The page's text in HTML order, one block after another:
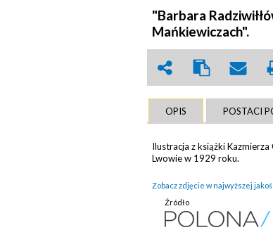
"Barbara
Mańkiewiczach".
OPIS POSTACI
Ilustracja z książki
Lwowie w 1929 roku.
Zobacz zdjęcie w najwyższej
Źródło